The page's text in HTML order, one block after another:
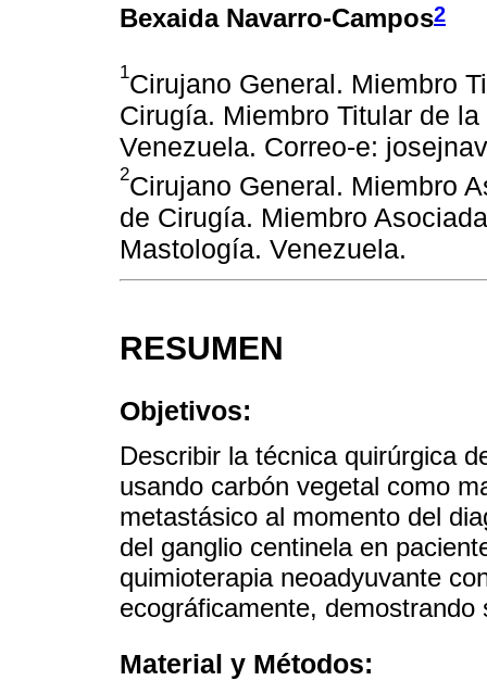
Bexaida Navarro-Campos2
1Cirujano General. Miembro
Cirugía. Miembro Titular de
Venezuela. Correo-e:
2Cirujano General. Miembro
de Cirugía. Miembro
Mastología. Venezuela.
RESUMEN
Objetivos:
Describir la técnica quirúrgica
usando carbón vegetal como
metastásico al momento del
del ganglio centinela en
quimioterapia neoadyuvante
ecográficamente,
Material y Métodos: